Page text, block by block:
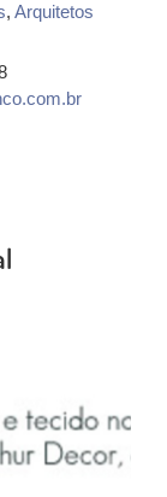
, Arquitetos